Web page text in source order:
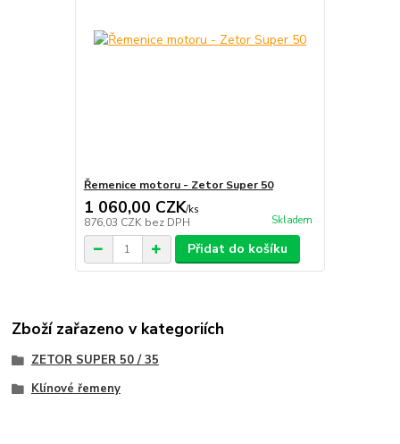
Řemenice motoru - Zetor Super 50
1 060,00 CZK/ks
876,03 CZK bez DPH Skladem
Přidat do košíku
Zboží zařazeno v kategoriích
ZETOR SUPER 50 / 35
Klínové řemeny